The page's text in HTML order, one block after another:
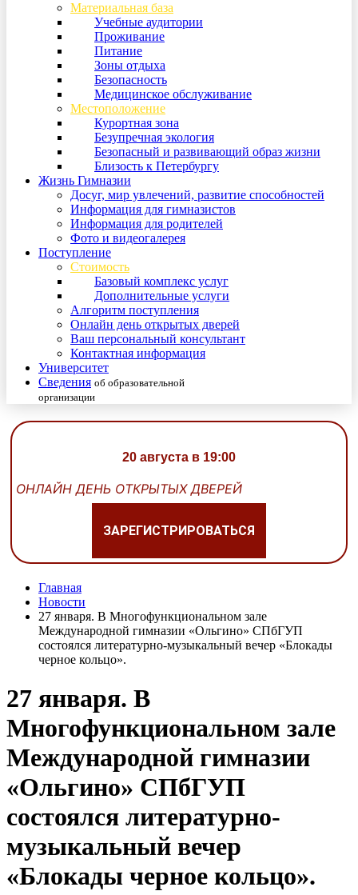
Материальная база
Учебные аудитории
Проживание
Питание
Зоны отдыха
Безопасность
Медицинское обслуживание
Местоположение
Курортная зона
Безупречная экология
Безопасный и развивающий образ жизни
Близость к Петербургу
Жизнь Гимназии
Досуг, мир увлечений, развитие способностей
Информация для гимназистов
Информация для родителей
Фото и видеогалерея
Поступление
Стоимость
Базовый комплекс услуг
Дополнительные услуги
Алгоритм поступления
Онлайн день открытых дверей
Ваш персональный консультант
Контактная информация
Университет
Сведения об образовательной
организации
20 августа в 19:00
ОНЛАЙН ДЕНЬ ОТКРЫТЫХ ДВЕРЕЙ
ЗАРЕГИСТРИРОВАТЬСЯ
Главная
Новости
27 января. В Многофункциональном зале
Международной гимназии «Ольгино» СПбГУП
состоялся литературно-музыкальный вечер «Блокады
черное кольцо».
27 января. В
Многофункциональном зале
Международной гимназии
«Ольгино» СПбГУП
состоялся литературно-
музыкальный вечер
«Блокады черное кольцо».